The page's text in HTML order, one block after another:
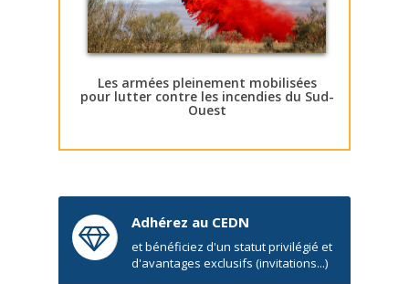
Les armées pleinement mobilisées
pour lutter contre les incendies du Sud-
Ouest
Adhérez au CEDN
et bénéficiez d'un statut privilégié et
d'avantages exclusifs (invitations...)